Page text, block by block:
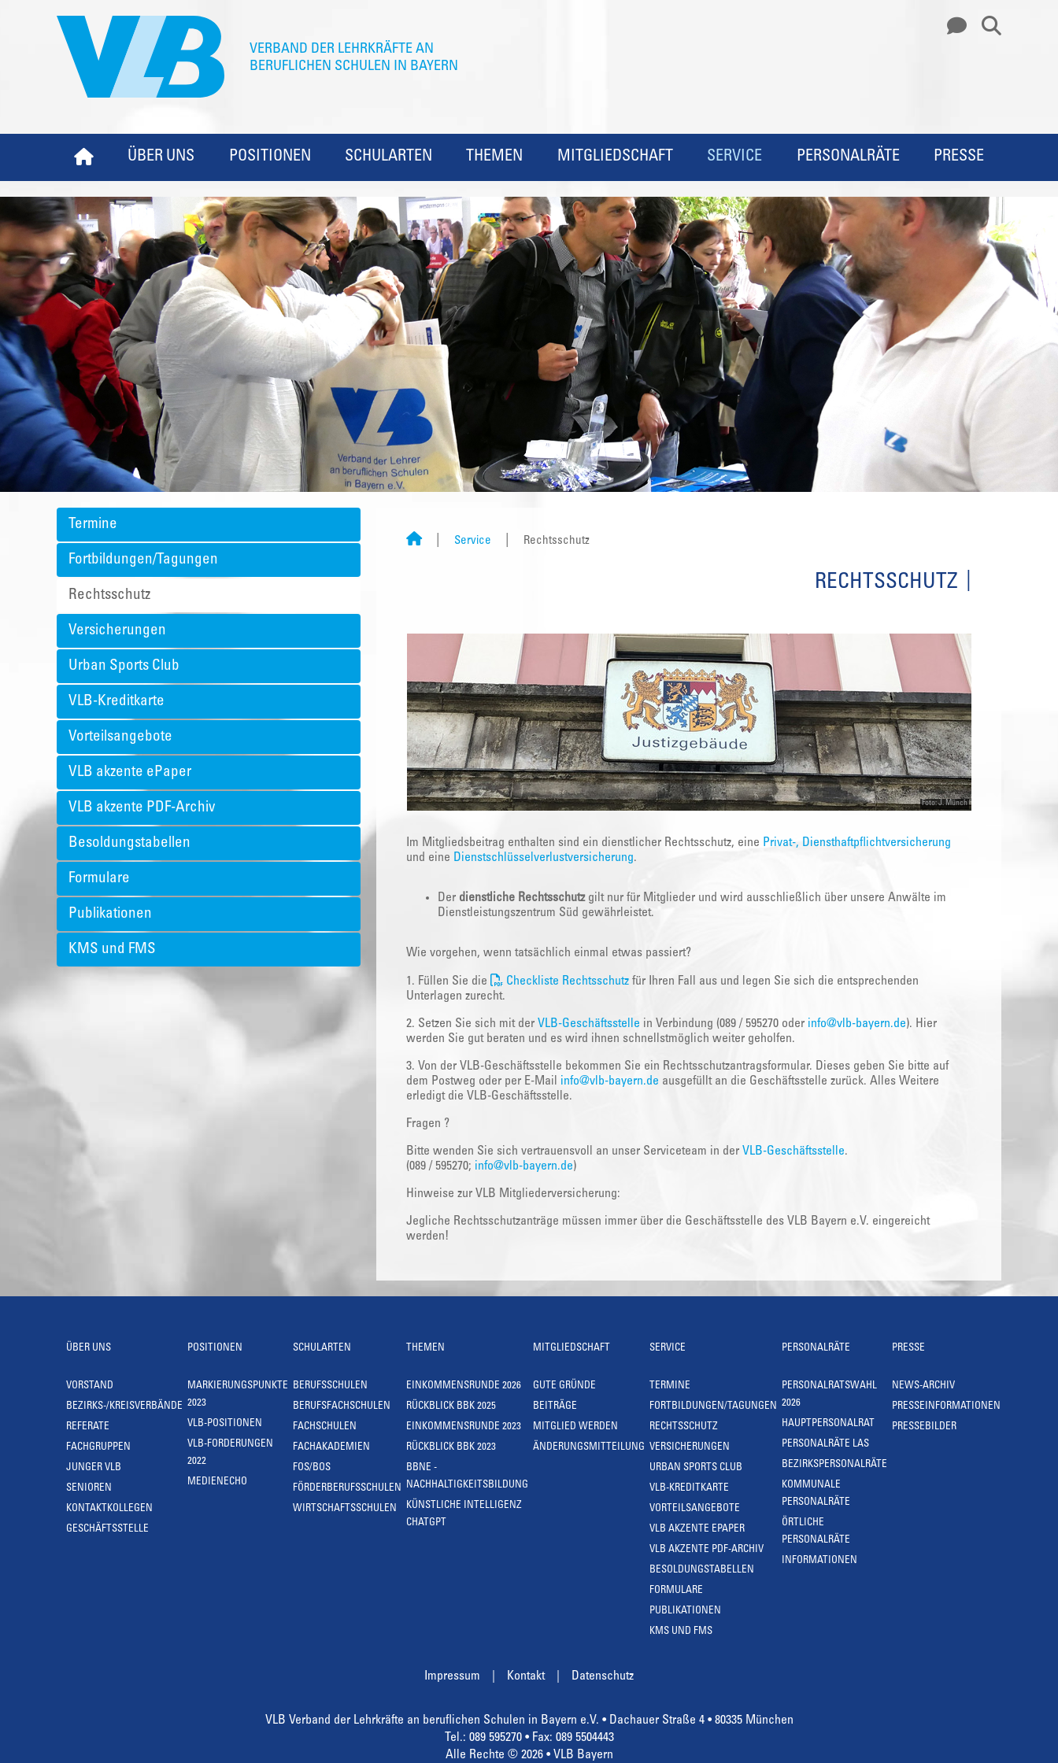
ÜBER UNS POSITIONEN SCHULARTEN THEMEN MITGLIEDSCHAFT SERVICE PERSONALRÄTE PRESSE
Termine
Fortbildungen/Tagungen
Rechtsschutz
Versicherungen
Urban Sports Club
VLB-Kreditkarte
Vorteilsangebote
VLB akzente ePaper
VLB akzente PDF-Archiv
Besoldungstabellen
Formulare
Publikationen
KMS und FMS
Service Rechtsschutz
RECHTSSCHUTZ
Foto: J. Münch
Im Mitgliedsbeitrag enthalten sind ein dienstlicher Rechtsschutz, eine Privat-, Diensthaftpflichtversicherung
und eine Dienstschlüsselverlustversicherung.
Der dienstliche Rechtsschutzgilt nur für Mitglieder und wird ausschließlich über unsere Anwälte im
Dienstleistungszentrum Süd gewährleistet.
Wie vorgehen, wenn tatsächlich einmal etwas passiert?
1. Füllen Sie die Checkliste Rechtsschutz für Ihren Fall aus und legen Sie sich die entsprechenden
Unterlagen zurecht.
2. Setzen Sie sich mit der VLB-Geschäftsstelle in Verbindung (089 / 595270 oder info@vlb-bayern.de). Hier
werden Sie gut beraten und es wird ihnen schnellstmöglich weiter geholfen.
3. Von der VLB-Geschäftsstelle bekommen Sie ein Rechtsschutzantragsformular. Dieses geben Sie bitte auf
dem Postweg oder per E-Mail info@vlb-bayern.de ausgefüllt an die Geschäftsstelle zurück. Alles Weitere
erledigt die VLB-Geschäftsstelle.
Fragen ?
Bitte wenden Sie sich vertrauensvoll an unser Serviceteam in der VLB-Geschäftsstelle.
(089 / 595270; info@vlb-bayern.de)
Hinweise zur VLB Mitgliederversicherung:
Jegliche Rechtsschutzanträge müssen immer über die Geschäftsstelle des VLB Bayern e.V. eingereicht
werden!
ÜBER UNS
VORSTAND
BEZIRKS-/KREISVERBÄNDE
REFERATE
FACHGRUPPEN
JUNGER VLB
SENIOREN
KONTAKTKOLLEGEN
GESCHÄFTSSTELLE
POSITIONEN
MARKIERUNGSPUNKTE
2023
VLB-POSITIONEN
VLB-FORDERUNGEN
2022
MEDIENECHO
SCHULARTEN
BERUFSSCHULEN
BERUFSFACHSCHULEN
FACHSCHULEN
FACHAKADEMIEN
FOS/BOS
FÖRDERBERUFSSCHULEN
WIRTSCHAFTSSCHULEN
THEMEN
EINKOMMENSRUNDE 2026
RÜCKBLICK BBK 2025
EINKOMMENSRUNDE 2023
RÜCKBLICK BBK 2023
BBNE -
NACHHALTIGKEITSBILDUNG
KÜNSTLICHE INTELLIGENZ
CHATGPT
MITGLIEDSCHAFT
GUTE GRÜNDE
BEITRÄGE
MITGLIED WERDEN
ÄNDERUNGSMITTEILUNG
SERVICE
TERMINE
FORTBILDUNGEN/TAGUNGEN
RECHTSSCHUTZ
VERSICHERUNGEN
URBAN SPORTS CLUB
VLB-KREDITKARTE
VORTEILSANGEBOTE
VLB AKZENTE EPAPER
VLB AKZENTE PDF-ARCHIV
BESOLDUNGSTABELLEN
FORMULARE
PUBLIKATIONEN
KMS UND FMS
PERSONALRÄTE
PERSONALRATSWAHL
2026
HAUPTPERSONALRAT
PERSONALRÄTE LAS
BEZIRKSPERSONALRÄTE
KOMMUNALE
PERSONALRÄTE
ÖRTLICHE
PERSONALRÄTE
INFORMATIONEN
PRESSE
NEWS-ARCHIV
PRESSEINFORMATIONEN
PRESSEBILDER
Impressum Kontakt Datenschutz
VLB Verband der Lehrkräfte an beruflichen Schulen in Bayern e.V. • Dachauer Straße 4 • 80335 München
Tel.: 089 595270 • Fax: 089 5504443
Alle Rechte © 2026 • VLB Bayern